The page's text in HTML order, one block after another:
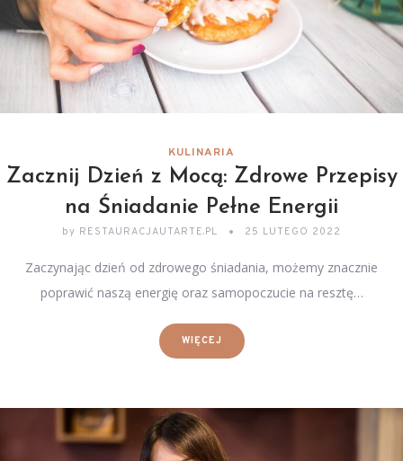
KULINARIA
Zacznij Dzień z Mocą: Zdrowe Przepisy
na Śniadanie Pełne Energii
by RESTAURACJAUTARTE.PL 25 LUTEGO 2022
Zaczynając dzień od zdrowego śniadania, możemy znacznie
poprawić naszą energię oraz samopoczucie na resztę…
WIĘCEJ